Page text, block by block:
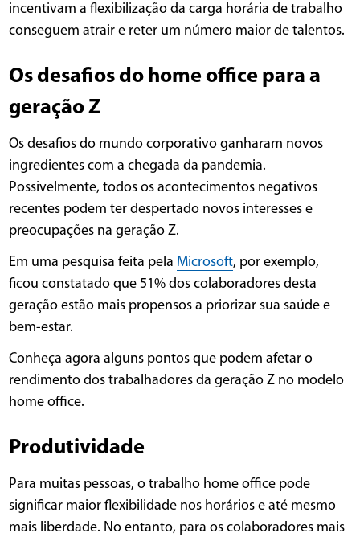
incentivam a flexibilização da carga horária de trabalho
conseguem atrair e reter um número maior de talentos.
Os desafios do home office para a
geração Z
Os desafios do mundo corporativo ganharam novos
ingredientes com a chegada da pandemia.
Possivelmente, todos os acontecimentos negativos
recentes podem ter despertado novos interesses e
preocupações na geração Z.
Em uma pesquisa feita pela Microsoft, por exemplo,
ficou constatado que 51% dos colaboradores desta
geração estão mais propensos a priorizar sua saúde e
bem-estar.
Conheça agora alguns pontos que podem afetar o
rendimento dos trabalhadores da geração Z no modelo
home office.
Produtividade
Para muitas pessoas, o trabalho home office pode
significar maior flexibilidade nos horários e até mesmo
mais liberdade. No entanto, para os colaboradores mais